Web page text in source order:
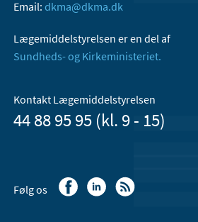
Email: dkma@dkma.dk
Lægemiddelstyrelsen er en del af
Sundheds- og Kirkeministeriet.
Kontakt Lægemiddelstyrelsen
44 88 95 95 (kl. 9 - 15)
Følg os